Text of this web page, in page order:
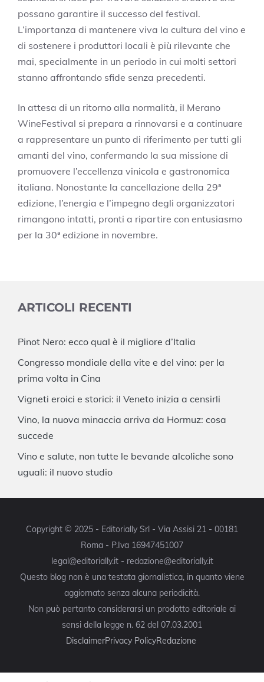
possano garantire il successo del festival.
L’importanza di mantenere viva la cultura del vino e
di sostenere i produttori locali è più rilevante che
mai, specialmente in un periodo in cui molti settori
stanno affrontando sfide senza precedenti.
In attesa di un ritorno alla normalità, il Merano
WineFestival si prepara a rinnovarsi e a continuare
a rappresentare un punto di riferimento per tutti gli
amanti del vino, confermando la sua missione di
promuovere l’eccellenza vinicola e gastronomica
italiana. Nonostante la cancellazione della 29ª
edizione, l’energia e l’impegno degli organizzatori
rimangono intatti, pronti a ripartire con entusiasmo
per la 30ª edizione in novembre.
ARTICOLI RECENTI
Pinot Nero: ecco qual è il migliore d’Italia
Congresso mondiale della vite e del vino: per la
prima volta in Cina
Vigneti eroici e storici: il Veneto inizia a censirli
Vino, la nuova minaccia arriva da Hormuz: cosa
succede
Vino e salute, non tutte le bevande alcoliche sono
uguali: il nuovo studio
Copyright © 2025 - Editorially Srl - Via Assisi 21 - 00181
Roma - P.Iva 16947451007
legal@editorially.it - redazione@editorially.it
Questo blog non è una testata giornalistica, in quanto viene
aggiornato senza alcuna periodicità.
Non può pertanto considerarsi un prodotto editoriale ai
sensi della legge n. 62 del 07.03.2001
DisclaimerPrivacy PolicyRedazione